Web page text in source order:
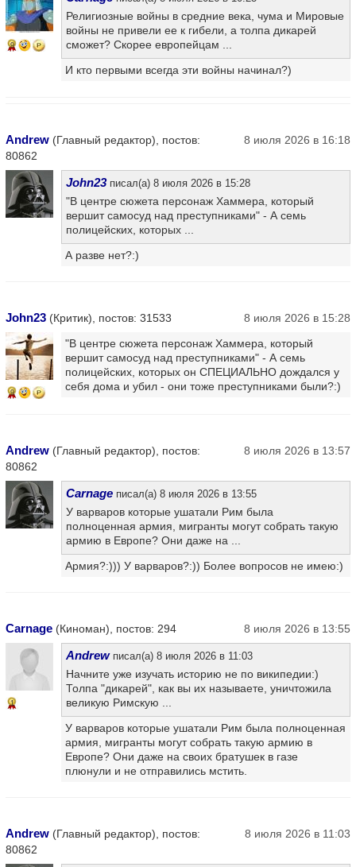
9
Религиозные войны в средние века, чума и Мировые
войны не привели ее к гибели, а толпа дикарей
сможет? Скорее европейцам ...
И кто первыми всегда эти войны начинал?)
Andrew (Главный редактор), постов:
80862
8 июля 2026 в 16:18
John23писал(а) 8 июля 2026 в 15:28
"В центре сюжета персонаж Хаммера, который
вершит самосуд над преступниками" - А семь
полицейских, которых ...
А разве нет?:)
John23 (Критик), постов: 31533 8 июля 2026 в 15:28
9
"В центре сюжета персонаж Хаммера, который
вершит самосуд над преступниками" - А семь
полицейских, которых он СПЕЦИАЛЬНО дождался у
себя дома и убил - они тоже преступниками были?:)
Andrew (Главный редактор), постов:
80862
8 июля 2026 в 13:57
Carnage писал(а) 8 июля 2026 в 13:55
У варваров которые ушатали Рим была
полноценная армия, мигранты могут собрать такую
армию в Европе? Они даже на ...
Армия?:))) У варваров?:)) Более вопросов не имею:)
Carnage (Киноман), постов: 294 8 июля 2026 в 13:55
1
Andrewписал(а) 8 июля 2026 в 11:03
Начните уже изучать историю не по википедии:)
Толпа "дикарей", как вы их называете, уничтожила
великую Римскую ...
У варваров которые ушатали Рим была полноценная
армия, мигранты могут собрать такую армию в
Европе? Они даже на своих братушек в газе
плюнули и не отправились мстить.
Andrew (Главный редактор), постов:
80862
8 июля 2026 в 11:03